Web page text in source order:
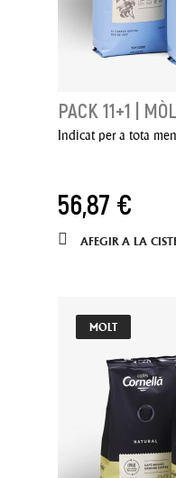
PACK 11+1 |
Indicat per a tota
56,87 €
AFEGIR A LA
MOLT